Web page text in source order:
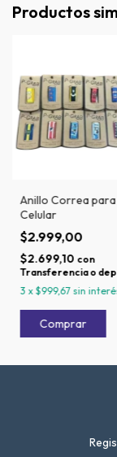
Productos
Anillo Correa para
Celular
$2.999,00
$2.699,10 con
Transferencia o
3 x$999,67 sin